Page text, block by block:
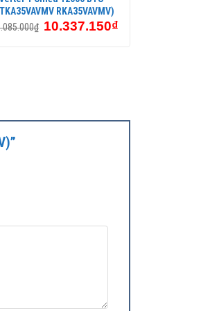
RKA35VAVMV)
₫ 10.337.150₫